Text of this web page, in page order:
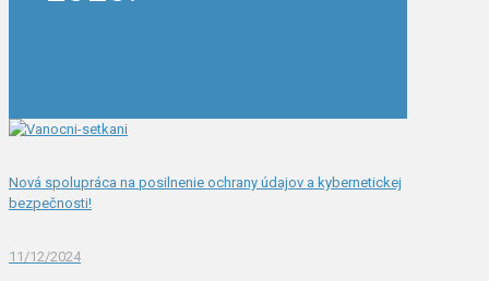
Nová spolupráca na posilnenie ochrany údajov a kybernetickej
bezpečnosti!
11/12/2024